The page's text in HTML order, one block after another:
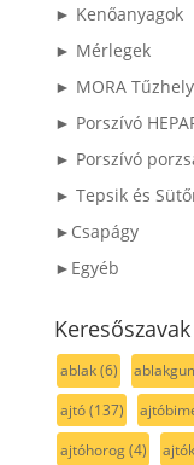
► Kenőanyagok
► Mérlegek
► MORA Tűzhely
► Porszívó
► Porszívó
► Tepsik és
►Csapágy
►Egyéb
Keresőszavak
ablak(6)
ajtó(137)
ajtóhorog(4)